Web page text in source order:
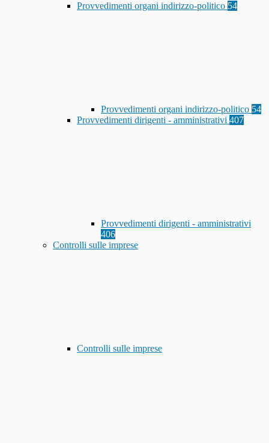
Provvedimenti organi indirizzo-politico 54
Provvedimenti organi indirizzo-politico 54
Provvedimenti dirigenti - amministrativi 407
Provvedimenti dirigenti - amministrativi
406
Controlli sulle imprese
Controlli sulle imprese